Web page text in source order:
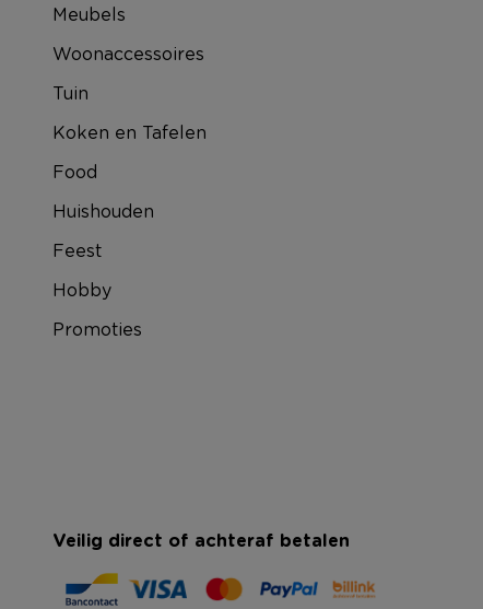
Meubels
Woonaccessoires
Tuin
Koken en Tafelen
Food
Huishouden
Feest
Hobby
Promoties
Veilig direct of achteraf betalen